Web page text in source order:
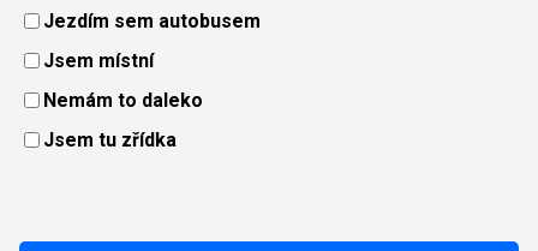
Jezdím sem autobusem
Jsem místní
Nemám to daleko
Jsem tu zřídka